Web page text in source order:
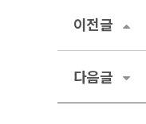
이전글
다음글